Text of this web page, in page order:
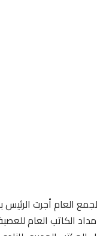
العام أجرت
الكاتب العام